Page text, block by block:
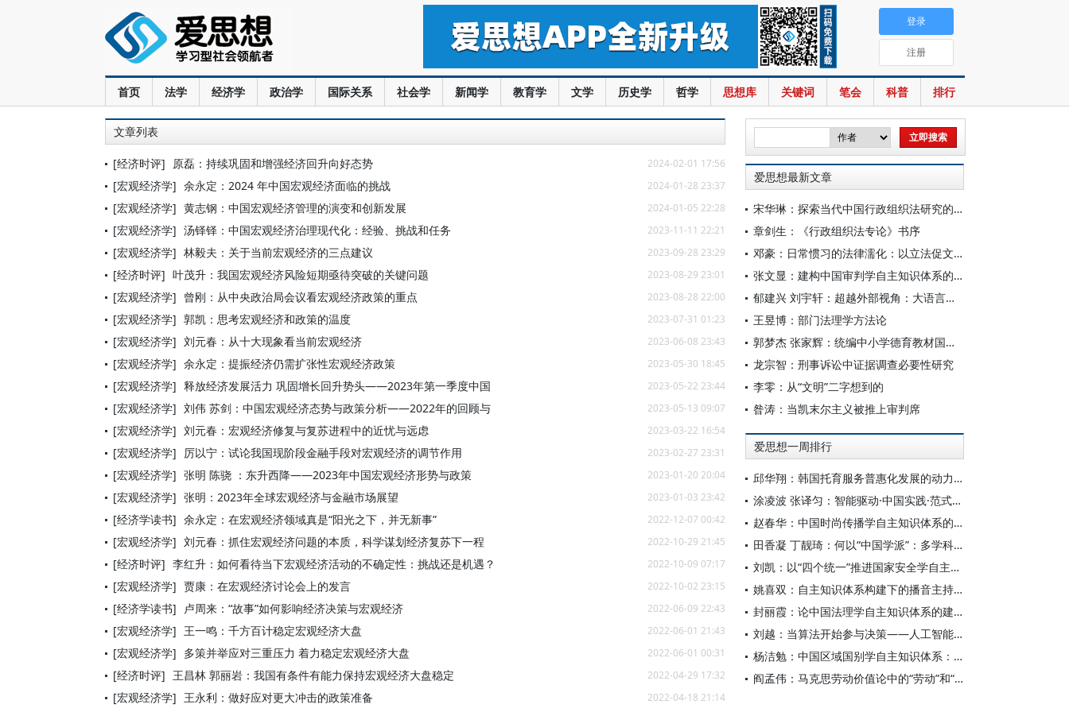
首页 法学 经济学 政治学 国际关系 社会学 新闻学 教育学 文学 历史学 哲学 思想库 关键词 笔会 科普 排行
登录
注册
文章列表
[经济时评] 原磊：持续巩固和增强经济回升向好态势 2024-02-01 17:56
[宏观经济学] 余永定：2024 年中国宏观经济面临的挑战 2024-01-28 23:37
[宏观经济学] 黄志钢：中国宏观经济管理的演变和创新发展 2024-01-05 22:28
[宏观经济学] 汤铎铎：中国宏观经济治理现代化：经验、挑战和任务 2023-11-11 22:21
[宏观经济学] 林毅夫：关于当前宏观经济的三点建议 2023-09-28 23:29
[经济时评] 叶茂升：我国宏观经济风险短期亟待突破的关键问题 2023-08-29 23:01
[宏观经济学] 曾刚：从中央政治局会议看宏观经济政策的重点 2023-08-28 22:00
[宏观经济学] 郭凯：思考宏观经济和政策的温度 2023-07-31 01:23
[宏观经济学] 刘元春：从十大现象看当前宏观经济 2023-06-08 23:43
[宏观经济学] 余永定：提振经济仍需扩张性宏观经济政策 2023-05-30 18:45
[宏观经济学] 释放经济发展活力 巩固增长回升势头——2023年第一季度中国 2023-05-22 23:44
[宏观经济学] 刘伟 苏剑：中国宏观经济态势与政策分析——2022年的回顾与 2023-05-13 09:07
[宏观经济学] 刘元春：宏观经济修复与复苏进程中的近忧与远虑 2023-03-22 16:54
[宏观经济学] 厉以宁：试论我国现阶段金融手段对宏观经济的调节作用 2023-02-27 23:31
[宏观经济学] 张明 陈骁 ：东升西降——2023年中国宏观经济形势与政策 2023-01-20 20:04
[宏观经济学] 张明：2023年全球宏观经济与金融市场展望 2023-01-03 23:42
[经济学读书] 余永定：在宏观经济领域真是“阳光之下，并无新事” 2022-12-07 00:42
[宏观经济学] 刘元春：抓住宏观经济问题的本质，科学谋划经济复苏下一程 2022-10-29 21:45
[经济时评] 李红升：如何看待当下宏观经济活动的不确定性：挑战还是机遇？ 2022-10-09 07:17
[宏观经济学] 贾康：在宏观经济讨论会上的发言 2022-10-02 23:15
[经济学读书] 卢周来：“故事”如何影响经济决策与宏观经济 2022-06-09 22:43
[宏观经济学] 王一鸣：千方百计稳定宏观经济大盘 2022-06-01 21:43
[宏观经济学] 多策并举应对三重压力 着力稳定宏观经济大盘 2022-06-01 00:31
[经济时评] 王昌林 郭丽岩：我国有条件有能力保持宏观经济大盘稳定 2022-04-29 17:32
[宏观经济学] 王永利：做好应对更大冲击的政策准备 2022-04-18 21:14
爱思想最新文章
宋华琳：探索当代中国行政组织法研究的新径路
章剑生：《行政组织法专论》书序
邓豪：日常惯习的法律濡化：以立法促文明的运作机制及其解释
张文显：建构中国审判学自主知识体系的若干思考
郁建兴 刘宇轩：超越外部视角：大语言模型时代社会科学的角色定位
王昱博：部门法理学方法论
郭梦杰 张家辉：统编中小学德育教材国家安全教育内容的设计特点及教学建议
龙宗智：刑事诉讼中证据调查必要性研究
李零：从“文明”二字想到的
昝涛：当凯末尔主义被推上审判席
爱思想一周排行
邱华翔：韩国托育服务普惠化发展的动力机制、制度路径与政策效应
涂凌波 张译匀：智能驱动·中国实践·范式创新：“构建中国新闻传播学自主知识体系”专题研讨会综述
赵春华：中国时尚传播学自主知识体系的内在逻辑与实践路径
田香凝 丁靓琦：何以“中国学派”：多学科视野下中国特色新闻传播学建设的研究
刘凯：以“四个统一”推进国家安全学自主知识体系构建
姚喜双：自主知识体系构建下的播音主持高等专业教育研究
封丽霞：论中国法理学自主知识体系的建构
刘越：当算法开始参与决策——人工智能重塑全球治理的底层逻辑
杨洁勉：中国区域国别学自主知识体系：本原、借鉴和建构
阎孟伟：马克思劳动价值论中的“劳动”和“价值”概念